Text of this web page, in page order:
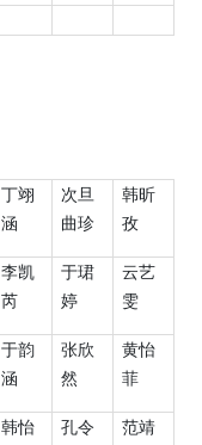
丁翊
涵
次旦
曲珍
韩昕
孜
李凯
芮
于珺
婷
云艺
雯
于韵
涵
张欣
然
黄怡
菲
韩怡
孔令
范靖